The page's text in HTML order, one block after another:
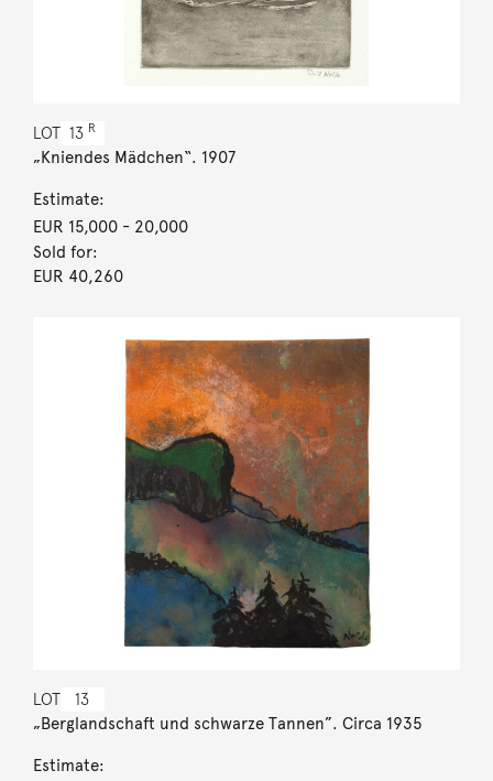
LOT 13 R
„Kniendes Mädchen“. 1907
Estimate:
EUR 15,000- 20,000
Sold for:
EUR 40,260
LOT 13
„Berglandschaft und schwarze Tannen”. Circa 1935
Estimate: